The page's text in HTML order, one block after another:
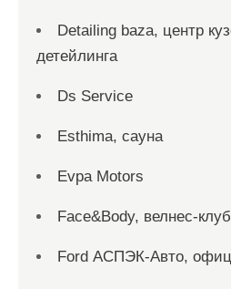
Detailing baza, центр
детейлинга
Ds Service
Esthima, сауна
Evpa Motors
Face&Body, велнес-клуб
Ford АСПЭК-Авто,